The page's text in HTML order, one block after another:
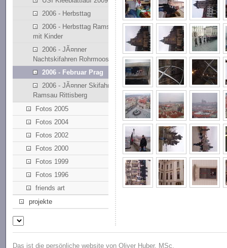
2006 - Herbsttag
2006 - Herbsttag Ramsau
mit Kinder
2006 - JÃ¤nner
Nachtskifahren Rohrmoos
2006 - Februar Prag
2006 - JÃ¤nner Skifahren
Ramsau Rittisberg
Fotos 2005
Fotos 2004
Fotos 2002
Fotos 2000
Fotos 1999
Fotos 1996
friends art
projekte
Das ist die persönliche website von Oliver Huber, MSc.